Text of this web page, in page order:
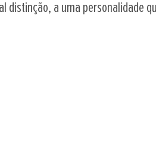
distinção, a uma personalidade